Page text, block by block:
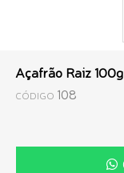
Açafrão Raiz 100g
CÓDIGO 108